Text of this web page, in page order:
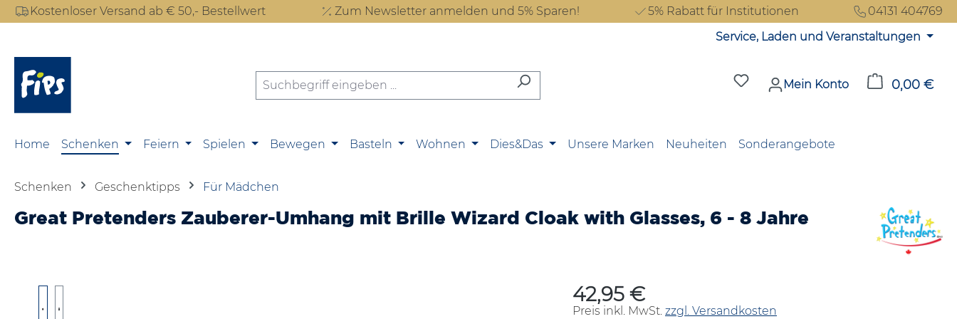
Hauptinhalt springen
Zur Suche springen
Zur Hauptnavigation springen
Kostenloser Versand ab € 50,- Bestellwert Zum Newsletter anmelden und 5% Sparen! 5% Rabatt für Institutionen
04131 404769
Service, Laden und Veranstaltungen
Du hast 0 Produkte auf dem
Mein Konto 0,00 €
Home Schenken Feiern Spielen Bewegen Basteln Wohnen Dies&Das Unsere Marken Neuheiten Sonderangebote
Schenken Geschenktipps Für Mädchen
Great Pretenders Zauberer-Umhang mit Brille Wizard Cloak with Glasses, 6 - 8 Jahre
Regulärer Preis:
42,95 €
Preis inkl. MwSt. zzgl. Versandkosten